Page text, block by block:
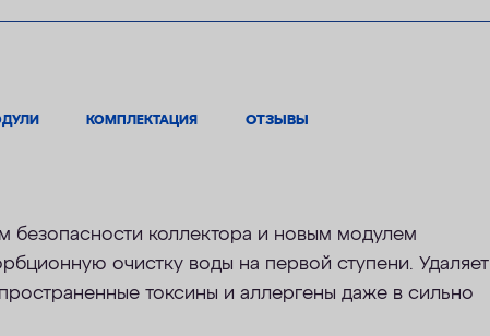
КОМПЛЕКТАЦИЯ ОТЗЫВЫ
безопасности коллектора и новым модулем
очистку воды на первой ступени. Удаляет
токсины и аллергены даже в сильно